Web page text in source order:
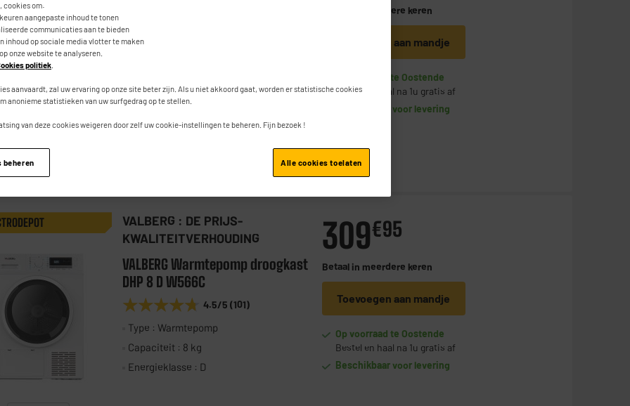
DHP 8 C S566C
★★★★★
★★★★★
Capaciteit : 8 kg
meerdere keren
Toevoegen aan mandje
Op voorraad te Oostende
Bestel en haal na 1u gratis af
Beschikbaar voor levering
VALBERG : DE PRIJS-
KWALITEITVERHOUDING
VALBERG Warmtepomp droogkast
DHP 8 D W566C
★★★★★
★★★★★ 4.5/5 (101)
Type : Warmtepomp
Capaciteit : 8 kg
Energieklasse : D
309€95
Betaal in meerdere keren
Toevoegen aan mandje
Op voorraad te Oostende
Bestel en haal na 1u gratis af
Beschikbaar voor levering
cookies om:
aangepaste inhoud te tonen
communicaties aan te bieden
inhoud op sociale media vlotter te maken
onze website te analyseren.
politiek
aanvaardt, zal uw ervaring op onze site beter zijn. Als u niet akkoord gaat, worden er statistische cookies
anonieme statistieken van uw surfgedrag op te stellen.
van deze cookies weigeren door zelf uw cookie-instellingen te beheren. Fijn bezoek !
beheren Alle cookies toelaten